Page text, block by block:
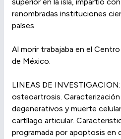
renombradas instituciones
países.
Al morir trabajaba en el
de México.
LINEAS DE
osteoartrosis.
degenerativos y muerte
cartílago articular.
programada por apoptosis en